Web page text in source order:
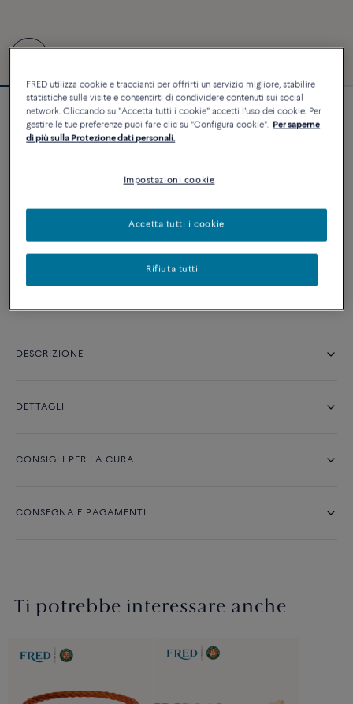
Bracciale Force 10 #FREDxRolandGarros
6 750 €
Disponibilità in boutique
DESCRIZIONE
DETTAGLI
CONSIGLI PER LA CURA
CONSEGNA E PAGAMENTI
Ti potrebbe interessare anche
FRED utilizza cookie e traccianti per offrirti un servizio migliore, stabilire
statistiche sulle visite e consentirti di condividere contenuti sui social
network. Cliccando su "Accetta tutti i cookie" accetti l'uso dei cookie. Per
gestire le tue preferenze puoi fare clic su "Configura cookie". Per saperne
di più sulla Protezione dati personali.
Impostazioni cookie
Rifiuta tutti
Accetta tutti i cookie